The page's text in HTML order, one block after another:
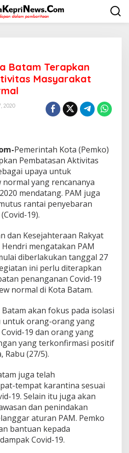
Batam Terapkan
Masyarakat
2020
Pemerintah Kota (Pemko)
Pembatasan Aktivitas
upaya untuk
yang rencananya
mendatang. PAM juga
rantai penyebaran
19).
dan Kesejahteraan Rakyat
mengatakan PAM
diberlakukan tanggal 27
ini perlu diterapkan
penanganan Covid-19
normal di Kota Batam.
Batam akan fokus pada isolasi
orang-orang yang
19 dan orang yang
yang terkonfirmasi positif
Rabu (27/5).
juga telah
tempat karantina sesuai
19. Selain itu juga akan
dan penindakan
aturan PAM. Pemko
bantuan kepada
Covid-19.